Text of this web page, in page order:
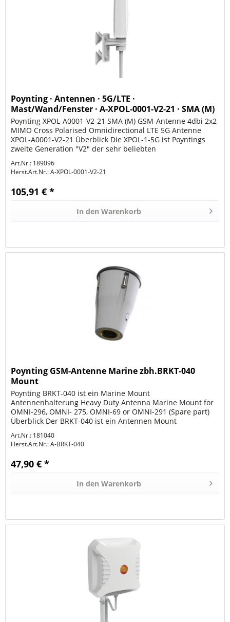
Poynting · Antennen · 5G/LTE ·
Mast/Wand/Fenster · A-XPOL-0001-V2-21 · SMA (M)
· 3dbi 2x2 MIMO Cross
Poynting XPOL-A0001-V2-21 SMA (M) GSM-Antenne 4dbi 2x2
MIMO Cross Polarised Omnidirectional LTE 5G Antenne
XPOL-A0001-V2-21 Überblick Die XPOL-1-5G ist Poyntings
zweite Generation "V2" der sehr beliebten
Art.Nr.: 189096
Herst.Art.Nr.:A-XPOL-0001-V2-21
105,91 € *
In den Warenkorb
Poynting GSM-Antenne Marine zbh.BRKT-040
Mount
Poynting BRKT-040 ist ein Marine Mount
Antennenhalterung Heavy Duty Antenna Marine Mount for
OMNI-296, OMNI- 275, OMNI-69 or OMNI-291 (Spare part)
Überblick Der BRKT-040 ist ein Antennen Mount
Art.Nr.: 181040
Herst.Art.Nr.:A-BRKT-040
47,90 € *
In den Warenkorb